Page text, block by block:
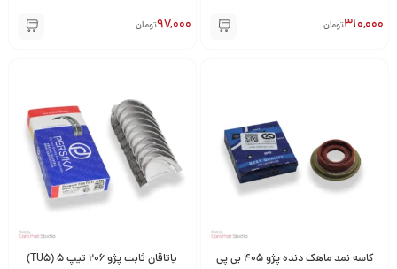
310,000تومان 97,000تومان
کاسه نمد ماهک دنده پژو 405 بی پی
یاتاقان ثابت پژو 206 تیپ 5 (TU5)